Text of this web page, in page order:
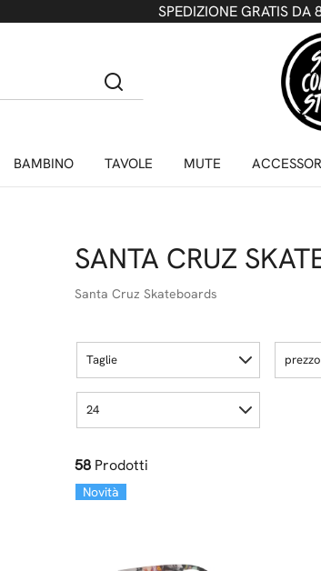
SPEDIZIONE GRATIS
BAMBINO TAVOLE MUTE
SANTA CRUZ
Santa Cruz Skateboards
Taglie prezzo
24
58Prodotti
Novità